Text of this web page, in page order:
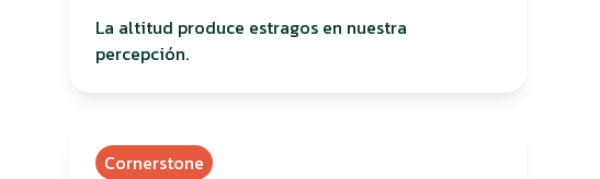
La altitud produce estragos en nuestra
percepción.
Cornerstone